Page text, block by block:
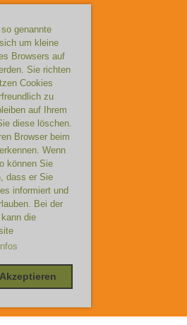
genannte
um kleine
Browsers auf
Sie richten
Cookies
zu
auf Ihrem
diese löschen.
Browser beim
Wenn
können Sie
dass er Sie
informiert und
Bei der
die
Akzeptieren